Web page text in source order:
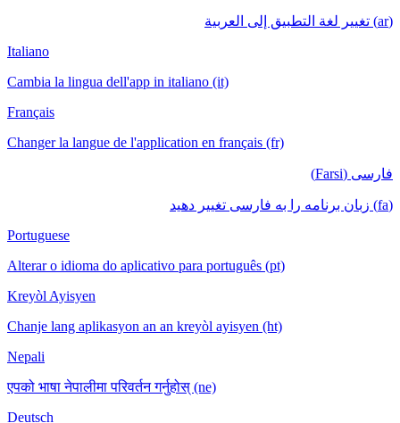
(ar) تغيير لغة التطبيق إلى العربية
Italiano
Cambia la lingua dell'app in italiano (it)
Français
Changer la langue de l'application en français (fr)
فارسی (Farsi)
(fa) زبان برنامه را به فارسی تغییر دهید
Portuguese
Alterar o idioma do aplicativo para português (pt)
Kreyòl Ayisyen
Chanje lang aplikasyon an an kreyòl ayisyen (ht)
Nepali
एपको भाषा नेपालीमा परिवर्तन गर्नुहोस् (ne)
Deutsch